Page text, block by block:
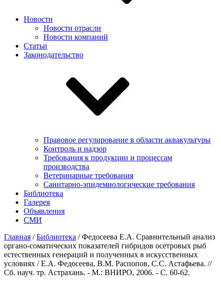
Новости
Новости отрасли
Новости компаний
Статьи
Законодательство
Правовое регулирование в области аквакультуры
Контроль и надзор
Требования к продукции и процессам
производства
Ветеринарные требования
Санитарно-эпидемиологические требования
Библиотека
Галерея
Объявления
СМИ
Главная /Библиотека /Федосеева Е.А. Сравнительный анализ
органо-соматических показателей гибридов осетровых рыб
естественных генераций и полученных в искусственных
условиях / Е.А. Федосеева, В.М. Распопов, С.С. Астафьева. //
Сб. науч. тр. Астрахань. - М.: ВНИРО, 2006. - С. 60-62.